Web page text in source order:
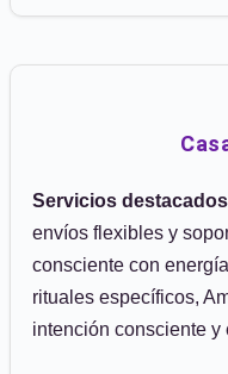
Servicios
envíos flexibles y
consciente con
rituales específicos,
intención consciente y